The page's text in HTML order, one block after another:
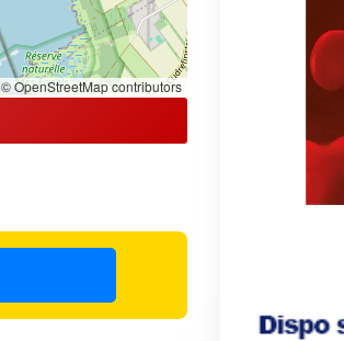
© OpenStreetMap contributors